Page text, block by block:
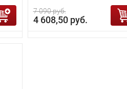
7 090 руб.
4 608,50 руб.